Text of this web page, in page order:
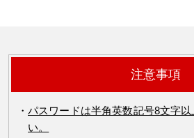
注意事項
パスワードは半角英数記号8文字
い。